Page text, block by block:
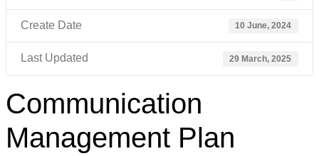
Create Date 10 June, 2024
Last Updated 29 March, 2025
Communication
Management Plan